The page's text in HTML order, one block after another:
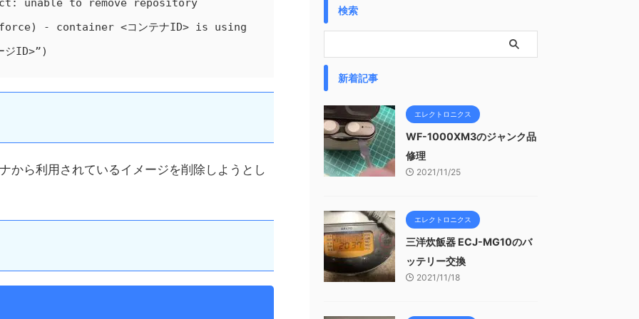
unable to remove repository
- container <コンテナID> is using
ID>”)
から利用されているイメージを削除しようとし
検索
新着記事
エレクトロニクス
WF-1000XM3のジャンク品
修理
2021/11/25
エレクトロニクス
三洋炊飯器 ECJ-MG10のバ
ッテリー交換
2021/11/18